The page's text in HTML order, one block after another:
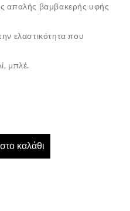
απαλής βαμβακερής υφής
ελαστικότητα που
μπλέ.
καλάθι